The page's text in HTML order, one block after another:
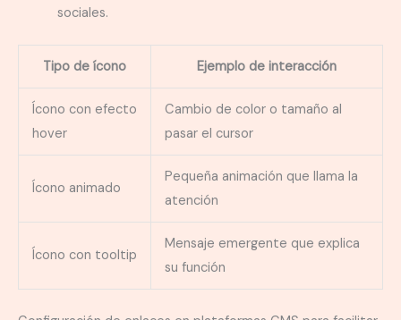
sociales.
Tipo de ícono Ejemplo de interacción
Ícono con efecto
hover
Cambio de color o tamaño al
pasar el cursor
Ícono animado
Pequeña animación que llama la
atención
Ícono con tooltip
Mensaje emergente que explica
su función